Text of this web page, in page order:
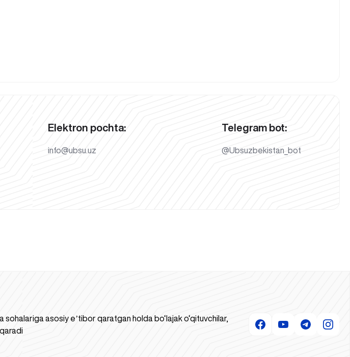
Elektron pochta:
info@ubsu.uz
Telegram bot:
@Ubsuzbekistan_bot
asosiy eʼtibor qaratgan holda bo‘lajak o‘qituvchilar,